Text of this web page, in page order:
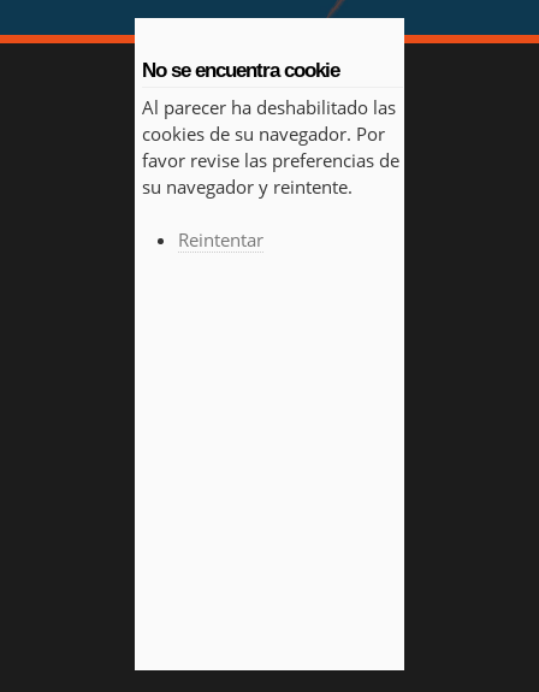
No se encuentra cookie
Al parecer ha deshabilitado las
cookies de su navegador. Por
favor revise las preferencias de
su navegador y reintente.
Reintentar